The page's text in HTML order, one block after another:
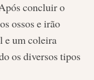
concluir o
ossos e irão
e um coleira
os diversos tipos